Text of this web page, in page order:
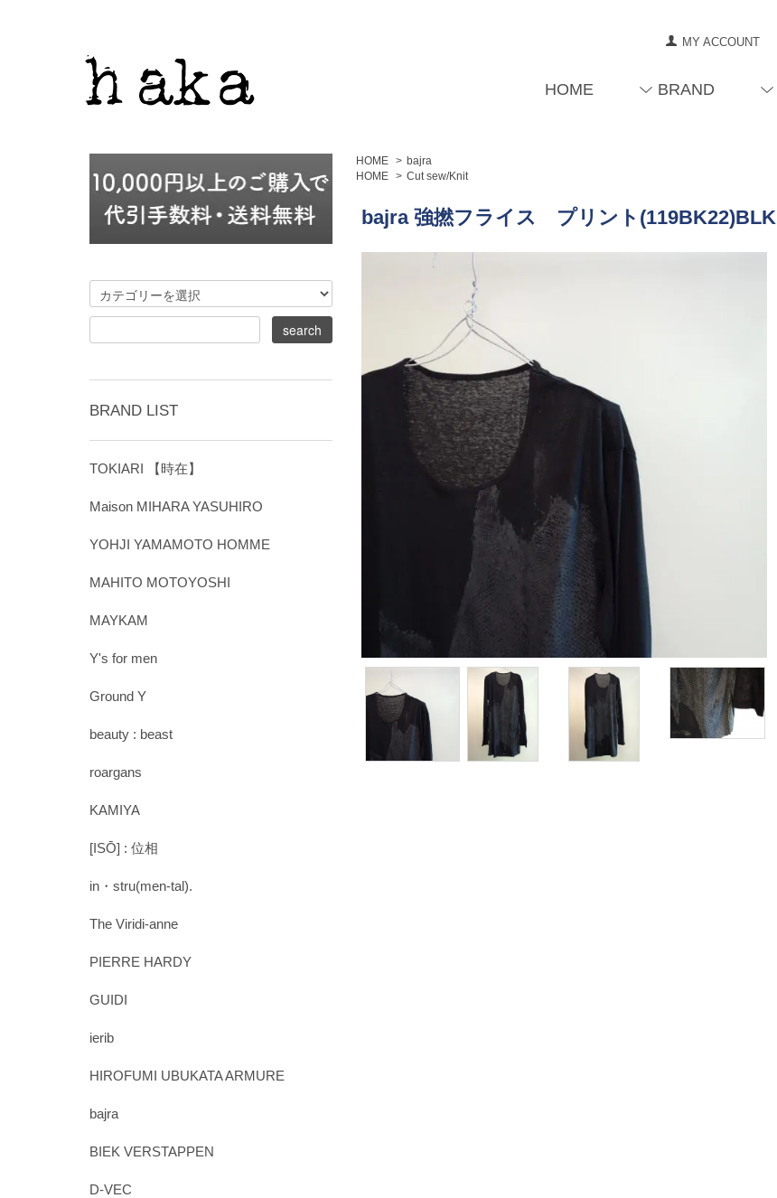
MY ACCOUNT
HOME BRAND
HOME > bajra
HOME
> Cut sew/Knit
bajra 強撚フライス プリント(119BK22)BLK
BRAND LIST
TOKIARI 【時在】
Maison MIHARA YASUHIRO
YOHJI YAMAMOTO HOMME
MAHITO MOTOYOSHI
MAYKAM
Y's for men
Ground Y
beauty : beast
roargans
KAMIYA
[ISŌ] : 位相
in・stru(men-tal).
The Viridi-anne
PIERRE HARDY
GUIDI
ierib
HIROFUMI UBUKATA ARMURE
bajra
BIEK VERSTAPPEN
D-VEC